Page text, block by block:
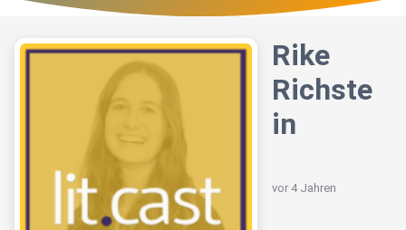
Rike
Richste
in
vor 4 Jahren